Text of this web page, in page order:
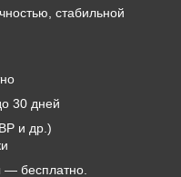
стабильной
30 дней
и др.)
— бесплатно.